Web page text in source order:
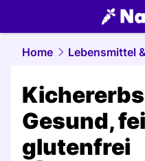
food.NAU.ch
Home Lebensmittel
Gesund,
glutenfrei